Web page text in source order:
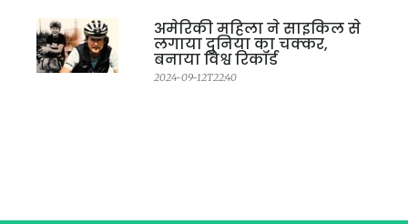
अमेरिकी महिला ने साइकिल से
लगाया दुनिया का चक्कर,
बनाया विश्व रिकॉर्ड
2024-09-12T22:40